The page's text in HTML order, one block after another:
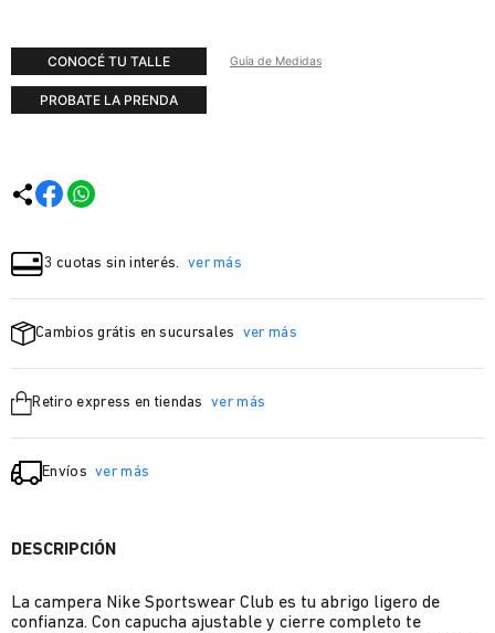
CONOCÉ TU TALLE Guía de Medidas
PROBATE LA PRENDA
3 cuotas sin interés. ver más
Cambios grátis en sucursales ver más
Retiro express en tiendas ver más
Envíos ver más
DESCRIPCIÓN
La campera Nike Sportswear Club es tu abrigo ligero de
confianza. Con capucha ajustable y cierre completo te